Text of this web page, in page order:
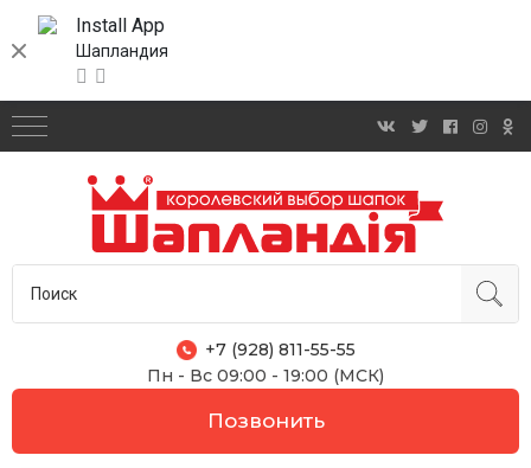
Install App
Шапландия
+7 (928) 811-55-55
Пн - Вс 09:00 - 19:00 (МСК)
Позвонить